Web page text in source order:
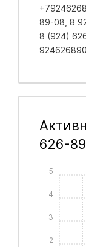
89-08, 8
8 (924)
626-
2
3
4
5